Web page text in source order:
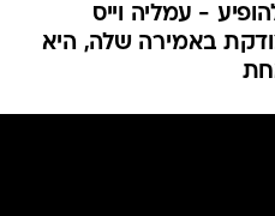
- עמליה וייס
באמירה שלה, היא